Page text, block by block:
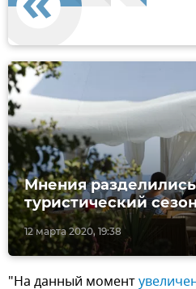
12 марта 2020, 19:38
Мнения
туристический
"На данный момент